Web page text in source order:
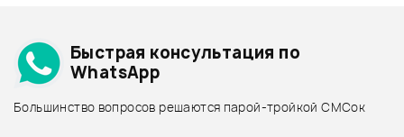
Архив товаров - дешевле
Архив товаров - дороже
Все товары B.C.RICH
Быстрая консультация по
WhatsApp
Большинство вопросов решаются парой-тройкой СМСок